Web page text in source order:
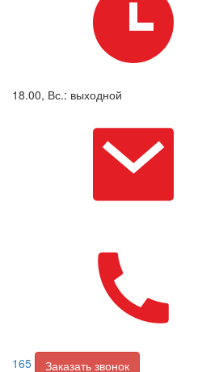
18.00, Вс.: выходной
165
Заказать звонок